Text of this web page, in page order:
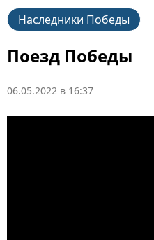
Наследники Победы
Поезд Победы
06.05.2022 в 16:37